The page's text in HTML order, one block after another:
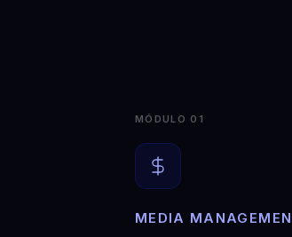
MÓDULO 01
MEDIA